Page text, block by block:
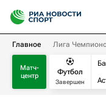
Главное Лига
Матч-
центр
Футбол
Завершен